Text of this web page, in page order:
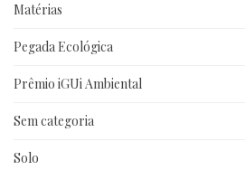
Matérias
Pegada Ecológica
Prêmio iGUi Ambiental
Sem categoria
Solo